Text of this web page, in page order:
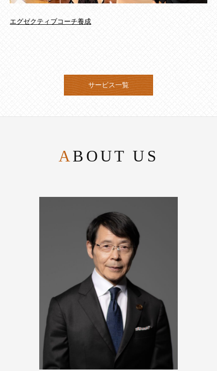
エグゼクティブコーチ養成
サービス一覧
ABOUT US